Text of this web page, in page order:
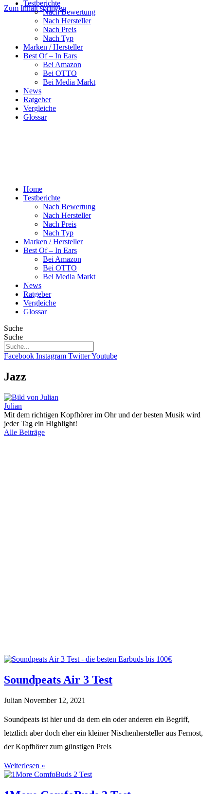
Zum Inhalt springen
Testberichte
Nach Bewertung
Nach Hersteller
Nach Preis
Nach Typ
Marken / Hersteller
Best Of – In Ears
Bei Amazon
Bei OTTO
Bei Media Markt
News
Ratgeber
Vergleiche
Glossar
Home
Testberichte
Nach Bewertung
Nach Hersteller
Nach Preis
Nach Typ
Marken / Hersteller
Best Of – In Ears
Bei Amazon
Bei OTTO
Bei Media Markt
News
Ratgeber
Vergleiche
Glossar
Suche
Suche
Facebook Instagram TwitterYoutube
Jazz
Julian
Mit dem richtigen Kopfhörer im Ohr und der besten Musik wird
jeder Tag ein Highlight!
Alle Beiträge
Soundpeats Air 3 Test
Julian November 12, 2021
Soundpeats ist hier und da dem ein oder anderen ein Begriff,
letztlich aber doch eher ein kleiner Nischenhersteller aus Fernost,
der Kopfhörer zum günstigen Preis
Weiterlesen »